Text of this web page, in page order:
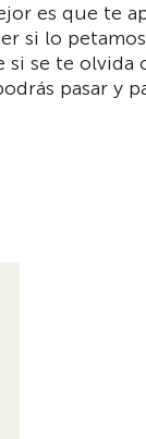
es que te
si lo
se te olvida
pasar y